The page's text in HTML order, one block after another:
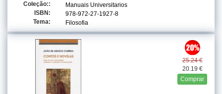
Coleção::
Manuais Universitarios
ISBN:
978-972-27-1927-8
Tema:
Filosofia
25.24 €
20.19 €
Comprar